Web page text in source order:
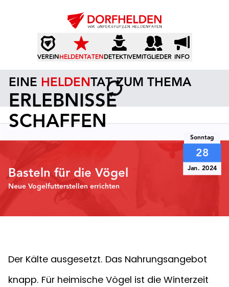
VEREINHELDENTATENDETEKTIVEMITGLIEDER INFO
EINE HELDENTAT ZUM THEMA
ERLEBNISSE
SCHAFFEN
Sonntag
28
Jan. 2024
Basteln für die Vögel
Neue Vogelfutterstellen errichten
Der Kälte ausgesetzt. Das Nahrungsangebot
knapp. Für heimische Vögel ist die Winterzeit